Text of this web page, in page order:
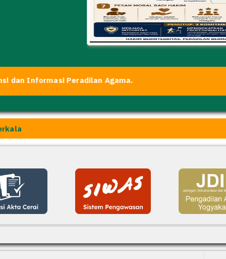
Peradilan Agama.